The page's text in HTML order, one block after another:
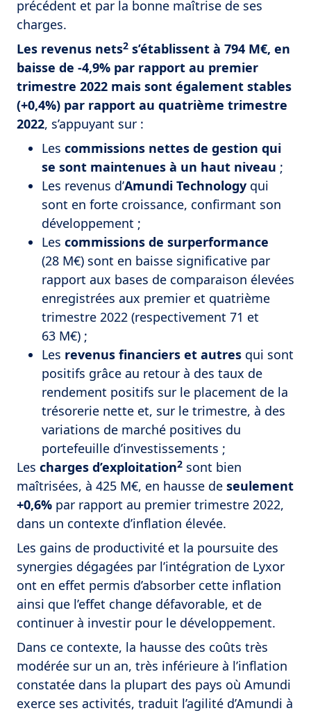
précédent et par la bonne maîtrise de ses
charges.
Les revenus nets2 s’établissent à 794 M€, en
baisse de -4,9% par rapport au premier
trimestre 2022 mais sont également stables
(+0,4%) par rapport au quatrième trimestre
2022, s’appuyant sur :
Les commissions nettes de gestion qui
se sont maintenues à un haut niveau ;
Les revenus d’Amundi Technology qui
sont en forte croissance, confirmant son
développement ;
Les commissions de surperformance
(28 M€) sont en baisse significative par
rapport aux bases de comparaison élevées
enregistrées aux premier et quatrième
trimestre 2022 (respectivement 71 et
63 M€) ;
Les revenus financiers et autres qui sont
positifs grâce au retour à des taux de
rendement positifs sur le placement de la
trésorerie nette et, sur le trimestre, à des
variations de marché positives du
portefeuille d’investissements ;
Les charges d’exploitation2 sont bien
maîtrisées, à 425 M€, en hausse de seulement
+0,6% par rapport au premier trimestre 2022,
dans un contexte d’inflation élevée.
Les gains de productivité et la poursuite des
synergies dégagées par l’intégration de Lyxor
ont en effet permis d’absorber cette inflation
ainsi que l’effet change défavorable, et de
continuer à investir pour le développement.
Dans ce contexte, la hausse des coûts très
modérée sur un an, très inférieure à l’inflation
constatée dans la plupart des pays où Amundi
exerce ses activités, traduit l’agilité d’Amundi à